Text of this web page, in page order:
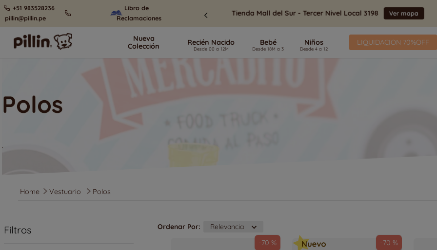
+51 983528236
pillin@pillin.pe
Libro de
Reclamaciones
Tienda Mall del Sur - Tercer Nivel Local 3198 Ver mapa
Nueva
Colección
Recién Nacido Bebé Niños LIQUIDACION 70%OFF
Polos
.
Vestuario Polos
Filtros Ordenar Por Relevancia
-70 % -70 %